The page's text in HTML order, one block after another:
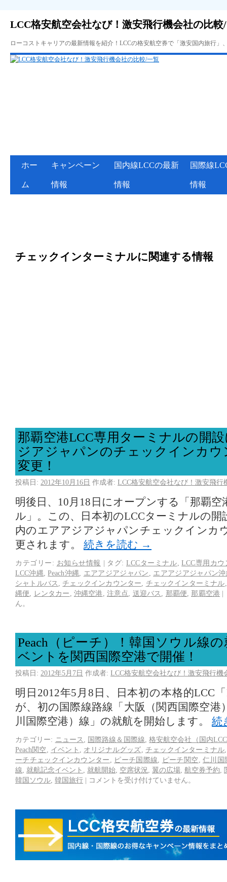
LCC格安航空会社なび！激安飛行機会社の比較
ローコストキャリアの最新情報を紹介！LCCの格安航空券で「激安国内旅行
ホー
ム
キャンペーン
情報
国内線LCCの最新
情報
国際線
情報
チェックインターミナルに関連する情報
那覇空港LCC専用ターミナルの開
ジアジャパンのチェックインカウ
変更！
投稿日: 2012年10月16日 作成者: LCC格安航空会社なび！激安飛行
明後日、10月18日にオープンする「那覇空
ル」。この、日本初のLCCターミナルの開
内のエアアジアジャパンチェックインカ
更されます。 続きを読む →
カテゴリー: お知らせ情報 | タグ: LCCターミナル ,LCC専用カウ
LCC沖縄 ,Peach沖縄 エアアジアジャパン
エアアジアジャパン
シャトルバス
チェックインカウンター チェックインターミナル
縄便
レンタカー 沖縄空港 注意点 送迎バス 那覇便 ,那覇空港 |
ん。
Peach（ピーチ）！韓国ソウル線
ベントを関西国際空港で開催！
投稿日: 2012年5月7日 作成者: LCC格安航空会社なび！激安飛行機
明日2012年5月8日、日本初の本格的LCC
が、初の国際線路線「大阪（関西国際空港
川国際空港）線」の就航を開始します。 続
カテゴリー: ニュース 国際路線＆国際線 格安航空会社（国内
Peach関空
イベント オリジナルグッズ チェックインターミナル
ーチチェックインカウンター
ピーチ国際線 ピーチ関空
仁川国
線
就航記念イベント 就航開始 空席状況 翼の広場 航空券予約
韓国ソウル 韓国旅行 | コメントを受け付けていません。